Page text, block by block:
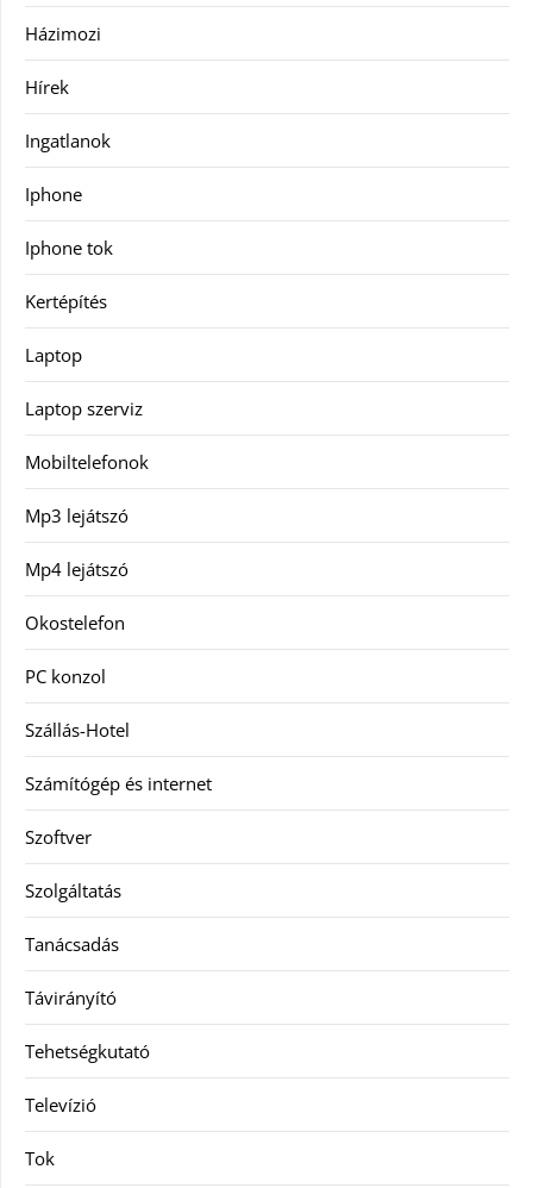
Házimozi
Hírek
Ingatlanok
Iphone
Iphone tok
Kertépítés
Laptop
Laptop szerviz
Mobiltelefonok
Mp3 lejátszó
Mp4 lejátszó
Okostelefon
PC konzol
Szállás-Hotel
Számítógép és internet
Szoftver
Szolgáltatás
Tanácsadás
Távirányító
Tehetségkutató
Televízió
Tok